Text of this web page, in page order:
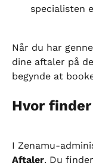
specialisten
Når du har
dine aftaler på
begynde at
Hvor
I Zenamu-
Aftaler. Du